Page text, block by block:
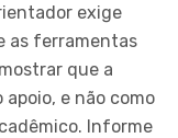
exige
as ferramentas
que a
e não como
Informe